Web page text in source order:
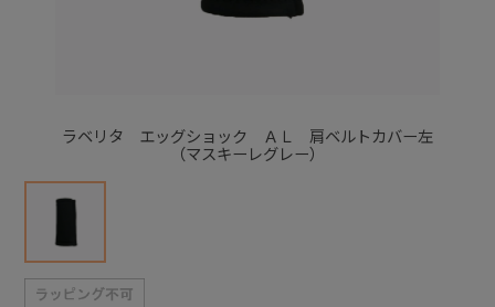
ラベリタ エッグショック ＡＬ 肩ベルトカバー左
（マスキーレグレー）